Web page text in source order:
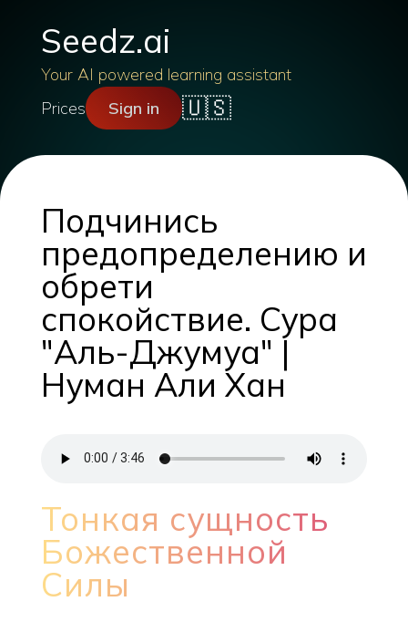
Seedz.ai
Your AI powered learning assistant
Prices
Sign in 🇺🇸
Подчинись
предопределению и
обрети
спокойствие. Сура
"Аль-Джумуа" |
Нуман Али Хан
Тонкая сущность
Божественной
Силы